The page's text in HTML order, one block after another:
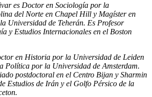
es Doctor en Sociología por la
del Norte en Chapel Hill y Magíster en
Universidad de Teherán. Es Profesor
y Estudios Internacionales en el Boston
en Historia por la Universidad de Leiden
Política por la Universidad de Amsterdam.
postdoctoral en el Centro Bijan y Sharmin
Estudios de Irán y el Golfo Pérsico de la